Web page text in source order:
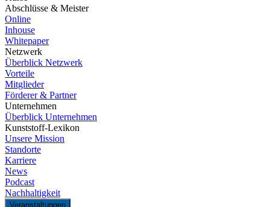
Abschlüsse & Meister
Online
Inhouse
Whitepaper
Netzwerk
Überblick Netzwerk
Vorteile
Mitglieder
Förderer & Partner
Unternehmen
Überblick Unternehmen
Kunststoff-Lexikon
Unsere Mission
Standorte
Karriere
News
Podcast
Nachhaltigkeit
Veranstaltungen